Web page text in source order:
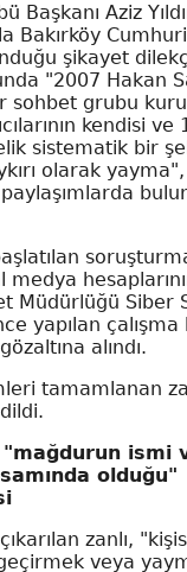
Başkanı Aziz
Bakırköy
şikayet
"2007 Hakan
sohbet grubu
kendisi ve
sistematik bir
olarak
medya
Müdürlüğü Siber
yapılan çalışma
alındı.
tamamlanan
"mağdurun ismi
olduğu"
zanlı,
veya